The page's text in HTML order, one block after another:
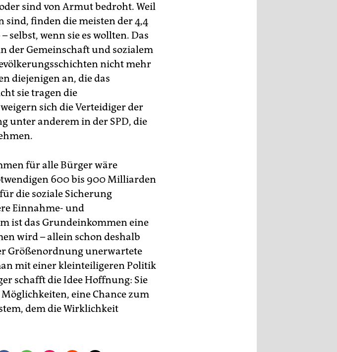
sind von Armut bedroht. Weil
sind, finden die meisten der 4,4
selbst, wenn sie es wollten. Das
der Gemeinschaft und sozialem
nicht mehr
diejenigen an, die das
sie tragen die
sich die Verteidiger der
unter anderem in der SPD, die
für alle Bürger wäre
600 bis 900 Milliarden
die soziale Sicherung
Einnahme- und
ist das Grundeinkommen eine
wird – allein schon deshalb
Größenordnung unerwartete
mit einer kleinteiligeren Politik
schafft die Idee Hoffnung: Sie
eine Chance zum
dem die Wirklichkeit